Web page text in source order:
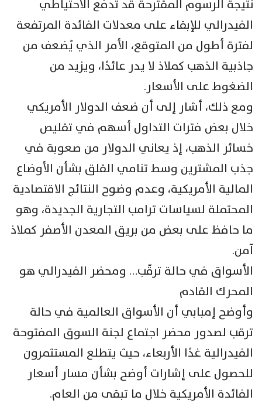
نتيجة الرسوم المقترحة قد تدفع الاحتياطي
الفيدرالي للإبقاء على معدلات الفائدة المرتفعة
لفترة أطول من المتوقع، الأمر الذي يُضعف من
جاذبية الذهب كملاذ لا يدر عائدًا، ويزيد من
الضغوط على الأسعار.
ومع ذلك، أشار إلى أن ضعف الدولار الأمريكي
خلال بعض فترات التداول أسهم في تقليص
خسائر الذهب، إذ يعاني الدولار من صعوبة في
جذب المشترين وسط تنامي القلق بشأن الأوضاع
المالية الأمريكية، وعدم وضوح النتائج الاقتصادية
المحتملة لسياسات ترامب التجارية الجديدة، وهو
ما حافظ على بعض من بريق المعدن الأصفر كملاذ
آمن.
الأسواق في حالة ترقّب… ومحضر الفيدرالي هو
المحرك القادم
وأوضح إمبابي أن الأسواق العالمية في حالة
ترقب لصدور محضر اجتماع لجنة السوق المفتوحة
الفيدرالية غدًا الأربعاء، حيث يتطلع المستثمرون
للحصول على إشارات أوضح بشأن مسار أسعار
الفائدة الأمريكية خلال ما تبقى من العام.